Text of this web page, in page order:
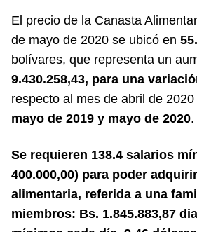
El precio de la Canasta
de mayo de 2020 se ubicó en
bolívares, que representa un
9.430.258,43, para una
respecto al mes de abril de 2020
mayo de 2019 y mayo de 2020.
Se requieren 138.4 salarios
400.000,00) para poder
alimentaria, referida a una
miembros: Bs. 1.845.883,87